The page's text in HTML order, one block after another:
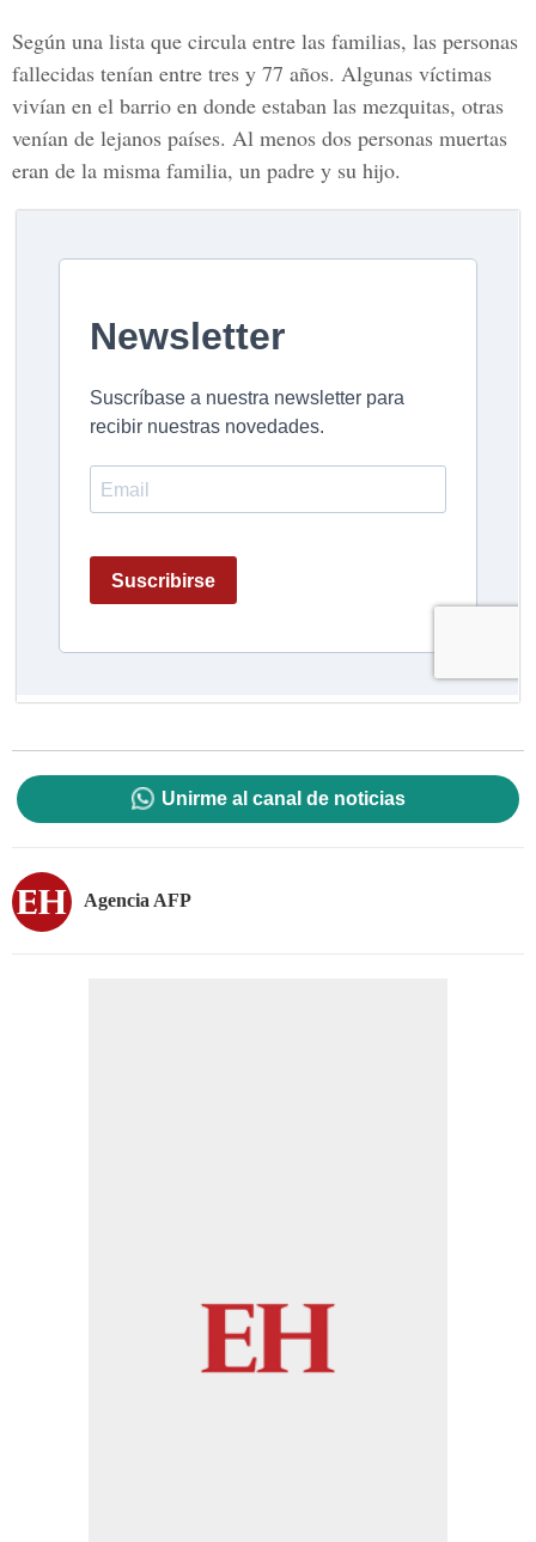
Según una lista que circula entre las familias, las personas
fallecidas tenían entre tres y 77 años. Algunas víctimas
vivían en el barrio en donde estaban las mezquitas, otras
venían de lejanos países. Al menos dos personas muertas
eran de la misma familia, un padre y su hijo.
Unirme al canal de noticias
Agencia AFP